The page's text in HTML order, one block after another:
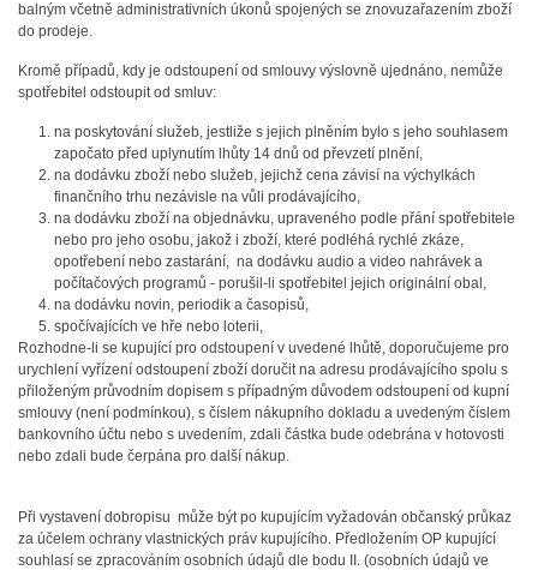
balným včetně administrativních úkonů spojených se znovuzařazením zboží
do prodeje.
Kromě případů, kdy je odstoupení od smlouvy výslovně ujednáno, nemůže
spotřebitel odstoupit od smluv:
na poskytování služeb, jestliže s jejich plněním bylo s jeho souhlasem
započato před uplynutím lhůty 14 dnů od převzetí plnění,
na dodávku zboží nebo služeb, jejichž cena závisí na výchylkách
finančního trhu nezávisle na vůli prodávajícího,
na dodávku zboží na objednávku, upraveného podle přání spotřebitele
nebo pro jeho osobu, jakož i zboží, které podléhá rychlé zkáze,
opotřebení nebo zastarání, na dodávku audio a video nahrávek a
počítačových programů - porušil-li spotřebitel jejich originální obal,
na dodávku novin, periodik a časopisů,
spočívajících ve hře nebo loterii,
Rozhodne-li se kupující pro odstoupení v uvedené lhůtě, doporučujeme pro
urychlení vyřízení odstoupení zboží doručit na adresu prodávajícího spolu s
přiloženým průvodním dopisem s případným důvodem odstoupení od kupní
smlouvy (není podmínkou), s číslem nákupního dokladu a uvedeným číslem
bankovního účtu nebo s uvedením, zdali částka bude odebrána v hotovosti
nebo zdali bude čerpána pro další nákup.
Při vystavení dobropisu může být po kupujícím vyžadován občanský průkaz
za účelem ochrany vlastnických práv kupujícího. Předložením OP kupující
souhlasí se zpracováním osobních údajů dle bodu II. (osobních údajů ve